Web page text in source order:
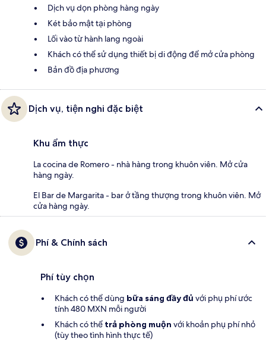
Dịch vụ dọn phòng hàng ngày
Két bảo mật tại phòng
Lối vào từ hành lang ngoài
Khách có thể sử dụng thiết bị di động để mở cửa phòng
Bản đồ địa phương
Dịch vụ, tiện nghi đặc biệt
Khu ẩm thực
La cocina de Romero - nhà hàng trong khuôn viên. Mở cửa
hàng ngày.
El Bar de Margarita - bar ở tầng thượng trong khuôn viên. Mở
cửa hàng ngày.
Phí & Chính sách
Phí tùy chọn
Khách có thể dùng bữa sáng đầy đủ với phụ phí ước
tính 480 MXN mỗi người
Khách có thể trả phòng muộn với khoản phụ phí nhỏ
(tùy theo tình hình thực tế)